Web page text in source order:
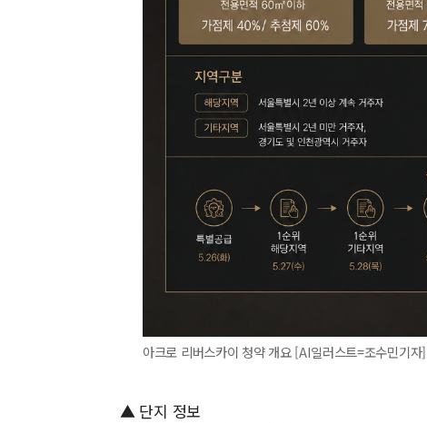
아크로 리버스카이 청약 개요 [AI일러스트=조수민기자]
▲ 단지 정보